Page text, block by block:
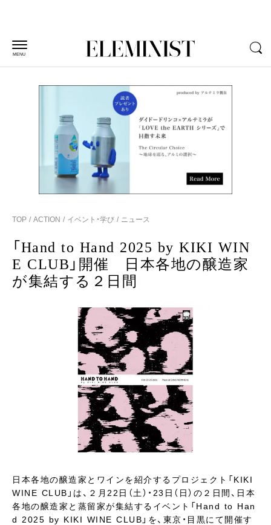
MENU
TOP ACTION イベント・学び ニュース
「Hand to Hand 2025 by KIKI WIN
E CLUB」開催 日本各地の醸造家
が集結する２日間
日本各地の醸造家とワインを紹介するプロジェクト「KIKI
WINE CLUB」は、２月22日（土）・23日（日）の２日間、日本
各地の醸造家と蒸留家が集結するイベント「Hand to Han
d 2025 by KIKI WINE CLUB」を、東京・目黒にて開催す